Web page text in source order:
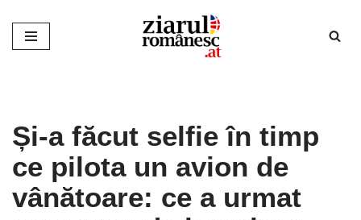
Sari
Și-a făcut selfie în timp
ce pilota un avion de
vânătoare: ce a urmat